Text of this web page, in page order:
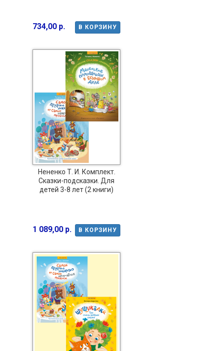
В КОРЗИНУ
734,00 р.
Нененко Т. И. Комплект.
Сказки-подсказки. Для
детей 3-8 лет (2 книги)
В КОРЗИНУ
1 089,00 р.